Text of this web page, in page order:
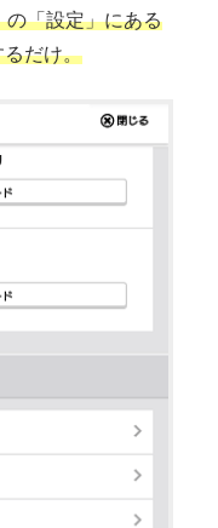
の「設定」にある
るだけ。